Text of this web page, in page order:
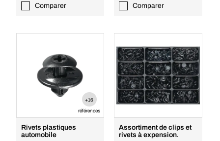
Comparer Comparer
+16
références
Rivets plastiques
automobile
Assortiment de clips et
rivets à expension.